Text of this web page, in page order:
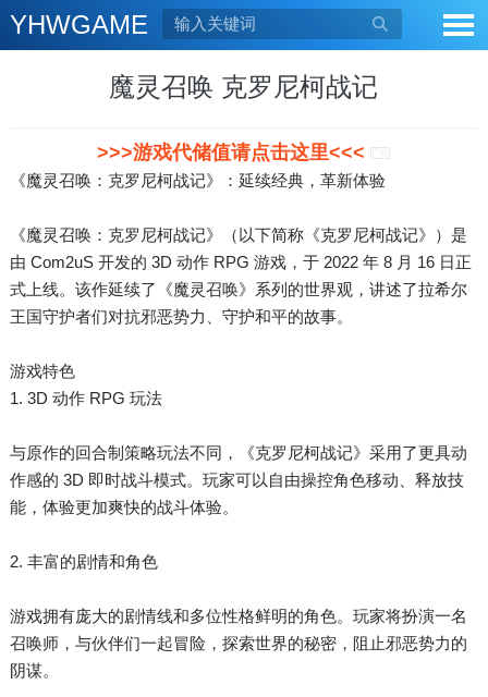
YHWGAME 
魔灵召唤 克罗尼柯战记
>>>游戏代储值请点击这里<<<
《魔灵召唤：克罗尼柯战记》：延续经典，革新体验
《魔灵召唤：克罗尼柯战记》（以下简称《克罗尼柯战记》）是
由 Com2uS 开发的 3D 动作 RPG 游戏，于 2022 年 8 月 16 日正
式上线。该作延续了《魔灵召唤》系列的世界观，讲述了拉希尔
王国守护者们对抗邪恶势力、守护和平的故事。
游戏特色
1. 3D 动作 RPG 玩法
与原作的回合制策略玩法不同，《克罗尼柯战记》采用了更具动
作感的 3D 即时战斗模式。玩家可以自由操控角色移动、释放技
能，体验更加爽快的战斗体验。
2. 丰富的剧情和角色
游戏拥有庞大的剧情线和多位性格鲜明的角色。玩家将扮演一名
召唤师，与伙伴们一起冒险，探索世界的秘密，阻止邪恶势力的
阴谋。